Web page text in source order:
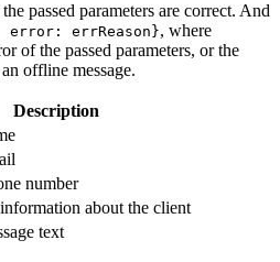
passed parameters are correct. And
errReason}, where
of the passed parameters, or the
offline message.
Description
number
about the client
text